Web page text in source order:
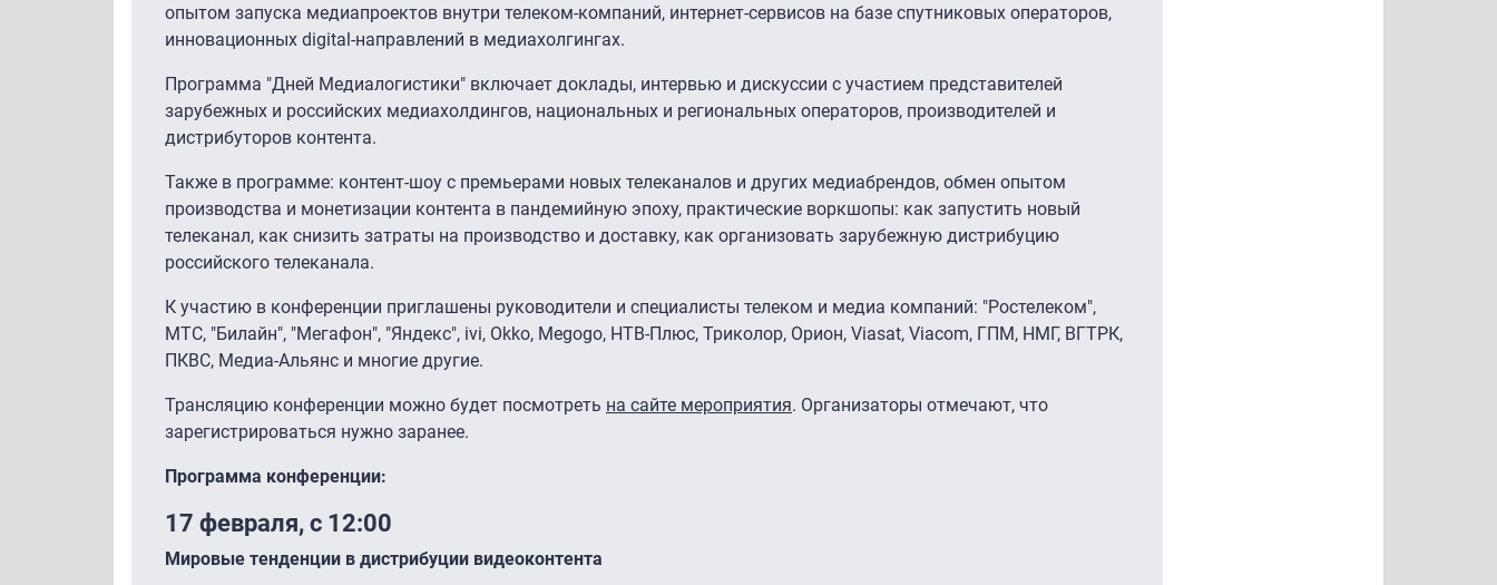
опытом запуска медиапроектов внутри телеком-компаний, интернет-сервисов на базе спутниковых операторов,
инновационных digital-направлений в медиахолгингах.
Программа "Дней Медиалогистики" включает доклады, интервью и дискуссии с участием представителей
зарубежных и российских медиахолдингов, национальных и региональных операторов, производителей и
дистрибуторов контента.
Также в программе: контент-шоу с премьерами новых телеканалов и других медиабрендов, обмен опытом
производства и монетизации контента в пандемийную эпоху, практические воркшопы: как запустить новый
телеканал, как снизить затраты на производство и доставку, как организовать зарубежную дистрибуцию
российского телеканала.
К участию в конференции приглашены руководители и специалисты телеком и медиа компаний: "Ростелеком",
МТС, "Билайн", "Мегафон", "Яндекс", ivi, Okko, Megogo, НТВ-Плюс, Триколор, Орион, Viasat, Viacom, ГПМ, НМГ, ВГТРК,
ПКВС, Медиа-Альянс и многие другие.
Трансляцию конференции можно будет посмотреть на сайте мероприятия. Организаторы отмечают, что
зарегистрироваться нужно заранее.
Программа конференции:
17 февраля, c 12:00
Мировые тенденции в дистрибуции видеоконтента